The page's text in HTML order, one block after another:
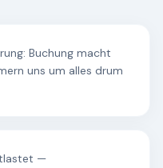
Buchung macht
uns um alles drum
—